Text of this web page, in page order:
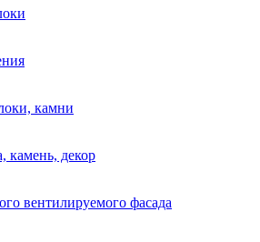
камни
камень, декор
вентилируемого фасада